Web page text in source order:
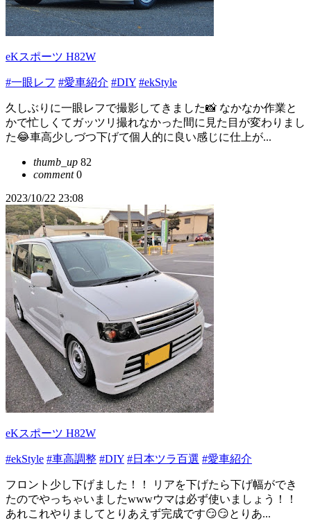
eKスポーツ H82W
#一眼レフ #愛車紹介 #DIY #ekStyle
久しぶりに一眼レフで撮影してきました📸 なかなか作業と
かで忙しくてガッツリ撮れなかった間に見た目が変わりまし
た😂車高少しづつ下げて個人的に良い感じに仕上が...
thumb_up 82
comment0
2023/10/22 23:08
eKスポーツ H82W
#ekStyle #車高調整 #DIY #日本ツラ百選 #愛車紹介
フロント少し下げました！！ リアを下げたら下げ幅ができ
たのでやっちゃいましたwwwウマは必ず使いましょう！！
あれこれやりましてとりあえず完成です😏😏とりあ...